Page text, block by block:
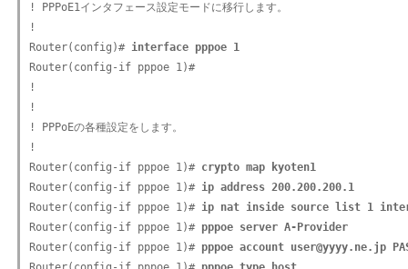
! PPPoE1インタフェース設定モードに移行します。
!
Router(config)# interface pppoe 1
Router(config-if pppoe 1)#
!
!
! PPPoEの各種設定をします。
!
Router(config-if pppoe 1)# crypto map kyoten1
Router(config-if pppoe 1)# ip address 200.200.200.1
Router(config-if pppoe 1)# ip nat inside source list 1
Router(config-if pppoe 1)# pppoe server A-Provider
Router(config-if pppoe 1)# pppoe account user@yyyy.ne.jp